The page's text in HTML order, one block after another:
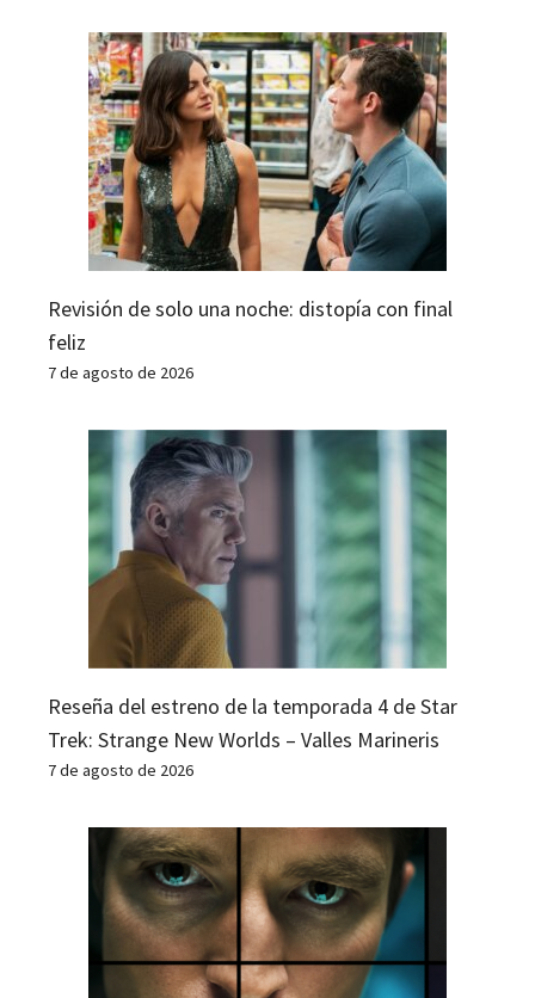
Revisión de solo una noche: distopía con final
feliz
7 de agosto de 2026
Reseña del estreno de la temporada 4 de Star
Trek: Strange New Worlds – Valles Marineris
7 de agosto de 2026